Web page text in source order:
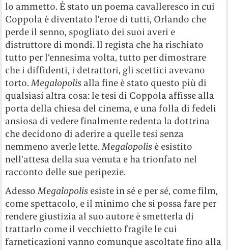
lo ammetto. È stato un poema cavalleresco in cui
Coppola è diventato l’eroe di tutti, Orlando che
perde il senno, spogliato dei suoi averi e
distruttore di mondi. Il regista che ha rischiato
tutto per l’ennesima volta, tutto per dimostrare
che i diffidenti, i detrattori, gli scettici avevano
torto.Megalopolis alla fine è stato questo più di
qualsiasi altra cosa: le tesi di Coppola affisse alla
porta della chiesa del cinema, e una folla di fedeli
ansiosa di vedere finalmente redenta la dottrina
che decidono di aderire a quelle tesi senza
nemmeno averle lette.Megalopolis è esistito
nell’attesa della sua venuta e ha trionfato nel
racconto delle sue peripezie.
AdessoMegalopolis esiste in sé e per sé, come film,
come spettacolo, e il minimo che si possa fare per
rendere giustizia al suo autore è smetterla di
trattarlo come il vecchietto fragile le cui
farneticazioni vanno comunque ascoltate fino alla